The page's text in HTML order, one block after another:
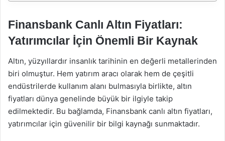
Finansbank Canlı Altın Fiyatları:
Yatırımcılar İçin Önemli Bir Kaynak
Altın, yüzyıllardır insanlık tarihinin en değerli metallerinden
biri olmuştur. Hem yatırım aracı olarak hem de çeşitli
endüstrilerde kullanım alanı bulmasıyla birlikte, altın
fiyatları dünya genelinde büyük bir ilgiyle takip
edilmektedir. Bu bağlamda, Finansbank canlı altın fiyatları,
yatırımcılar için güvenilir bir bilgi kaynağı sunmaktadır.